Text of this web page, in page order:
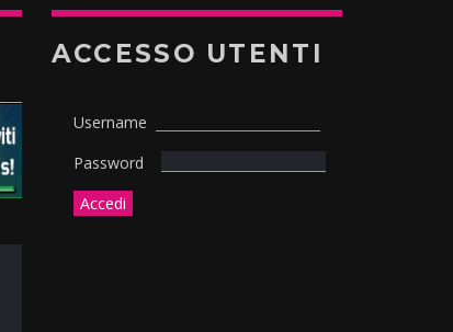
ACCESSO UTENTI
Username
Password